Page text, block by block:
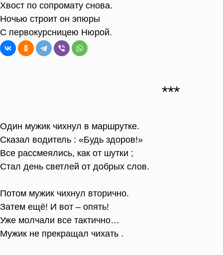
Хвост по сопромату снова.
Ночью строит он эпюры
С первокурсницею Нюрой.
Один мужик чихнул в маршрутке.
Сказал водитель : «Будь здоров!»
Все рассмеялись, как от шутки ;
Стал день светлей от добрых слов.
Потом мужик чихнул вторично.
Затем ещё! И вот – опять!
Уже молчали все тактично…
Мужик не прекращал чихать .